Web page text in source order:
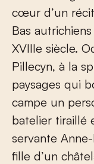
cœur d’un
Bas
XVIIIe siècle.
Pillecyn, à la
paysages qui
campe un
batelier tiraillé
servante
fille d’un